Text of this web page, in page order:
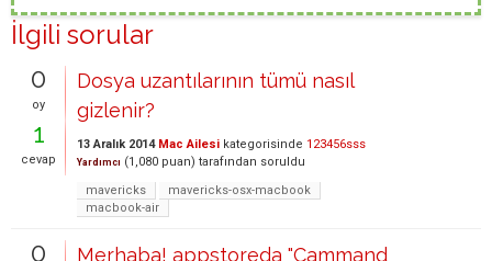
İlgili sorular
0
oy
1
cevap
Dosya uzantılarının tümü nasıl
gizlenir?
13 Aralık 2014 Mac Ailesi kategorisinde 123456sss
Yardımcı (1,080 puan) tarafından soruldu
mavericks
mavericks-osx-macbook
macbook-air
0 Merhaba! appstoreda "Cammand